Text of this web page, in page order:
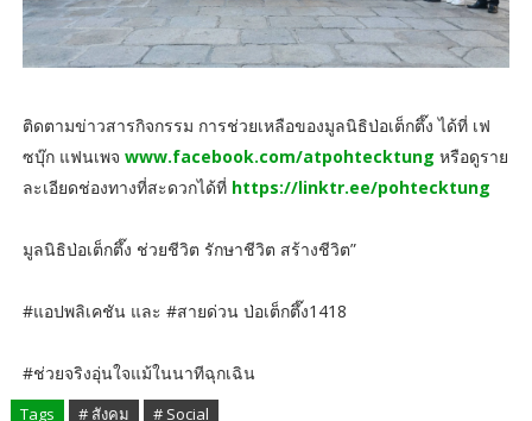
ติดตามข่าวสารกิจกรรม การช่วยเหลือของมูลนิธิป่อเต็กตึ๊ง ได้ที่ เฟ
ซบุ๊ก แฟนเพจ www.facebook.com/atpohtecktung หรือดูราย
ละเอียดช่องทางที่สะดวกได้ที่ https://linktr.ee/pohtecktung
มูลนิธิป่อเต็กตึ๊ง ช่วยชีวิต รักษาชีวิต สร้างชีวิต”
#แอปพลิเคชัน และ #สายด่วน ป่อเต็กตึ๊ง1418
#ช่วยจริงอุ่นใจแม้ในนาทีฉุกเฉิน
Tags # สังคม # Social